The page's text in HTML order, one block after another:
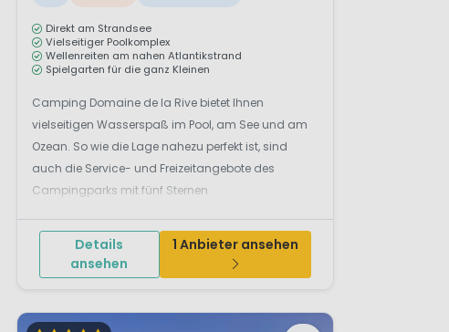
Direkt am Strandsee
Vielseitiger Poolkomplex
Wellenreiten am nahen Atlantikstrand
Spielgarten für die ganz Kleinen
Camping Domaine de la Rive bietet Ihnen
vielseitigen Wasserspaß im Pool, am See und am
Ozean. So wie die Lage nahezu perfekt ist, sind
auch die Service- und Freizeitangebote des
Campingparks mit fünf Sternen
Ferien, in denen sich alle Familienmitglieder
blendend erholenDer 5-Sterne-Camping...
Details
ansehen
1 Anbieter ansehen